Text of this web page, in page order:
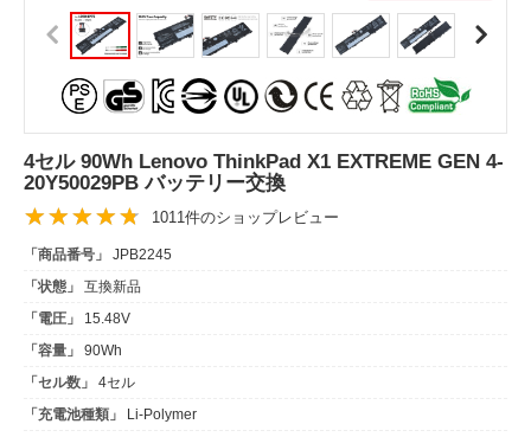
4セル 90Wh Lenovo ThinkPad X1 EXTREME GEN 4-
20Y50029PB バッテリー交換
1011件のショップレビュー
「商品番号」
JPB2245
「状態」
互換新品
「電圧」
15.48V
「容量」
90Wh
「セル数」
4セル
「充電池種類」
Li-Polymer